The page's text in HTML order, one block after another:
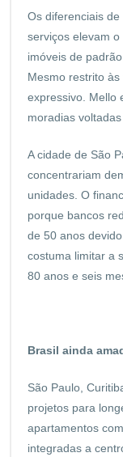
Os diferenciais
serviços elevam
imóveis de
Mesmo restrito
expressivo. Mello
moradias
A cidade de São
concentrariam
unidades. O
porque bancos
de 50 anos
costuma limitar a
80 anos e seis
Brasil ainda
São Paulo,
projetos para
apartamentos
integradas a